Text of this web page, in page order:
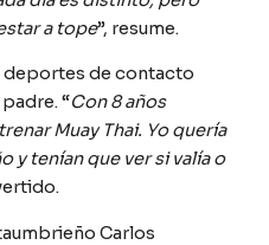
a tope”, resume.
deportes de contacto
“Con 8 años
Muay Thai. Yo quería
y tenían que ver si valía o
Carlos